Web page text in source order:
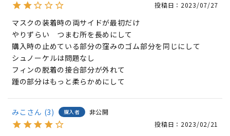
投稿日
2023/07/27
マスクの装着時の両サイドが最初だけ
やりずらい　つまむ所を長めにして
購入時の止めている部分の窪みのゴム部分を同じにして
シュノーケルは問題なし
フィンの脱着の接合部分が外れて
踵の部分はもっと柔らかめにして
みこ 3 購入者
非公開
投稿日
2023/02/21